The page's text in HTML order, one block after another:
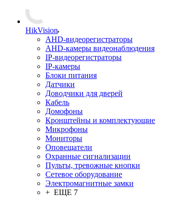
HikVision
AHD-видеорегистраторы
AHD-камеры видеонаблюдения
IP-видеорегистраторы
IP-камеры
Блоки питания
Датчики
Доводчики для дверей
Кабель
Домофоны
Кронштейны и комплектующие
Микрофоны
Мониторы
Оповещатели
Охранные сигнализации
Пульты, тревожные кнопки
Сетевое оборудование
Электромагнитные замки
+ ЕЩЕ 7